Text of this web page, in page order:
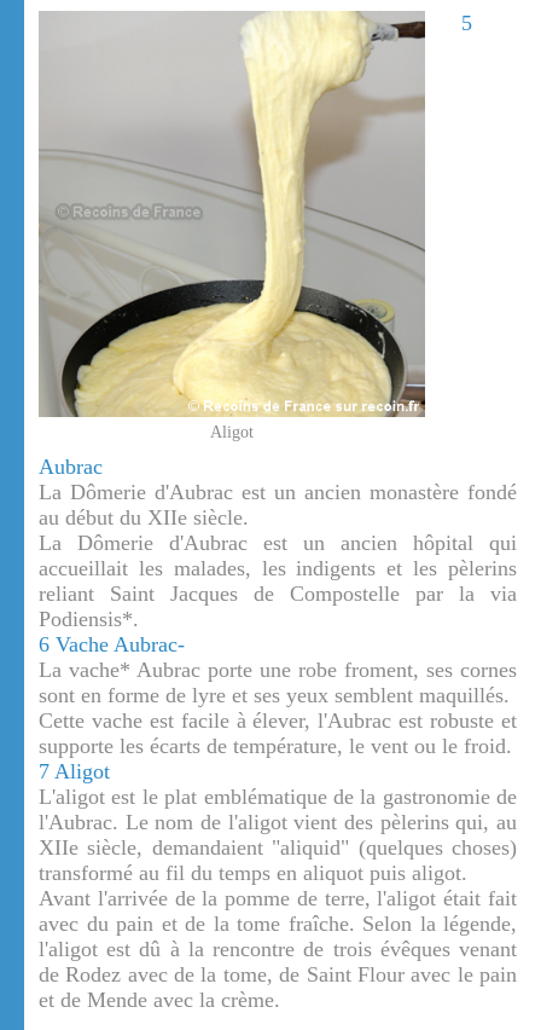
Aligot
5
Aubrac
La Dômerie d'Aubrac est un ancien monastère fondé
au début du XIIe siècle.
La Dômerie d'Aubrac est un ancien hôpital qui
accueillait les malades, les indigents et les pèlerins
reliant Saint Jacques de Compostelle par la via
Podiensis*.
6 Vache Aubrac-
La vache* Aubrac porte une robe froment, ses cornes
sont en forme de lyre et ses yeux semblent maquillés.
Cette vache est facile à élever, l'Aubrac est robuste et
supporte les écarts de température, le vent ou le froid.
7 Aligot
L'aligot est le plat emblématique de la gastronomie de
l'Aubrac. Le nom de l'aligot vient des pèlerins qui, au
XIIe siècle, demandaient "aliquid" (quelques choses)
transformé au fil du temps en aliquot puis aligot.
Avant l'arrivée de la pomme de terre, l'aligot était fait
avec du pain et de la tome fraîche. Selon la légende,
l'aligot est dû à la rencontre de trois évêques venant
de Rodez avec de la tome, de Saint Flour avec le pain
et de Mende avec la crème.